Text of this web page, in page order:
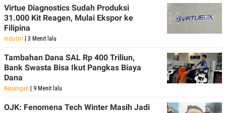
Virtue Diagnostics Sudah Produksi
31.000 Kit Reagen, Mulai Ekspor ke
Filipina
Industri | 3 Menit lalu
Tambahan Dana SAL Rp 400 Triliun,
Bank Swasta Bisa Ikut Pangkas Biaya
Dana
Keuangan | 9 Menit lalu
OJK: Fenomena Tech Winter Masih Jadi